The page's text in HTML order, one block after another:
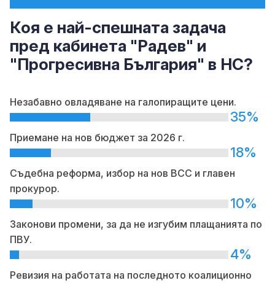
Коя е най-спешната задача
пред кабинета "Радев" и
"Прогресивна България" в НС?
Незабавно овладяване на галопиращите цени.
35%
Приемане на нов бюджет за 2026 г.
18%
Съдебна реформа, избор на нов ВСС и главен
прокурор.
10%
Законови промени, за да не изгубим плащанията по
ПВУ.
4%
Ревизия на работата на последното коалиционно